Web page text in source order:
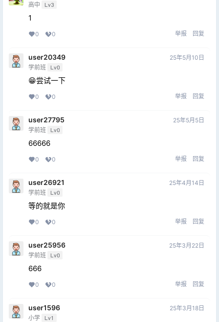
高中 Lv3
1
0 0 举报 回复
user20349
学前班 Lv0
25年5月10日
😁尝试一下
0 0 举报 回复
user27795
学前班 Lv0
25年5月5日
66666
0 0 举报 回复
user26921
学前班 Lv0
25年4月14日
等的就是你
0 0 举报 回复
user25956
学前班 Lv0
25年3月22日
666
0 0 举报 回复
user1596
小学 Lv1
25年3月18日